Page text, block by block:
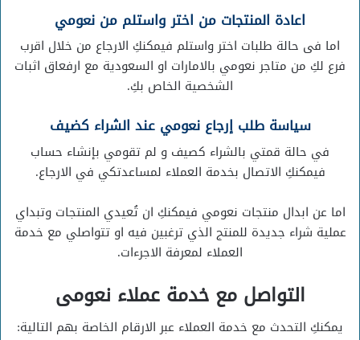
اعادة المنتجات من اختر واستلم من نعومي
اما فى حالة طلبات اختر واستلم فيمكنكِ الارجاع من خلال اقرب
فرع لكِ من متاجر نعومي بالامارات او السعودية مع ارفعاق اثبات
الشخصية الخاص بكِ.
سياسة طلب إرجاع نعومي عند الشراء كضيف
في حالة قمتي بالشراء كصيف و لم تقومي بإنشاء حساب
فيمكنكِ الاتصال بخدمة العملاء لمساعدتكي في الارجاع.
اما عن ابدال منتجات نعومي فيمكنكِ ان تُعيدي المنتجات وتبداي
عملية شراء جديدة للمنتج الذي ترغبين فيه او تتواصلي مع خدمة
العملاء لمعرفة الاجرءات.
التواصل مع خدمة عملاء نعومى
يمكنكِ التحدث مع خدمة العملاء عبر الارقام الخاصة بهم التالية: